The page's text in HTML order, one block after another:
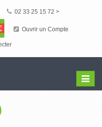
02 33 25 15 72 >
Ouvrir un Compte
Menu